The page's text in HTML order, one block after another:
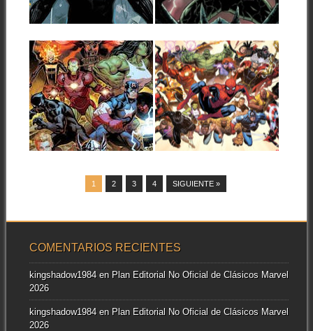
En mayo se publicará un
nuevo número 1 de Pantera
Negra....
▶
20.02.18
AVENGERS
VOLVERÁ A
COMENZAR EN
MAYO DE LA MANO
DE JASON AARON
Y ED
MCGUINNESS
▶
20.02.18
MARVEL, UN
NUEVO COMIENZO
Por fin Marvel se ha decidido
a dar el salto. Hoy...
▶
1 2 3 4 SIGUIENTE »
COMENTARIOS RECIENTES
kingshadow1984en Plan Editorial No Oficial de Clásicos Marvel
2026
kingshadow1984en Plan Editorial No Oficial de Clásicos Marvel
2026